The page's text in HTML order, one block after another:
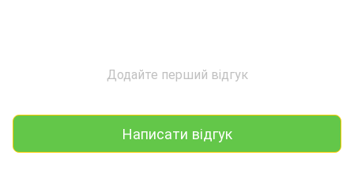
Додайте перший відгук
Написати відгук